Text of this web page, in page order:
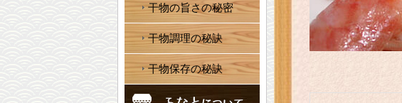
干物の旨さの秘密
干物調理の秘訣
干物保存の秘訣